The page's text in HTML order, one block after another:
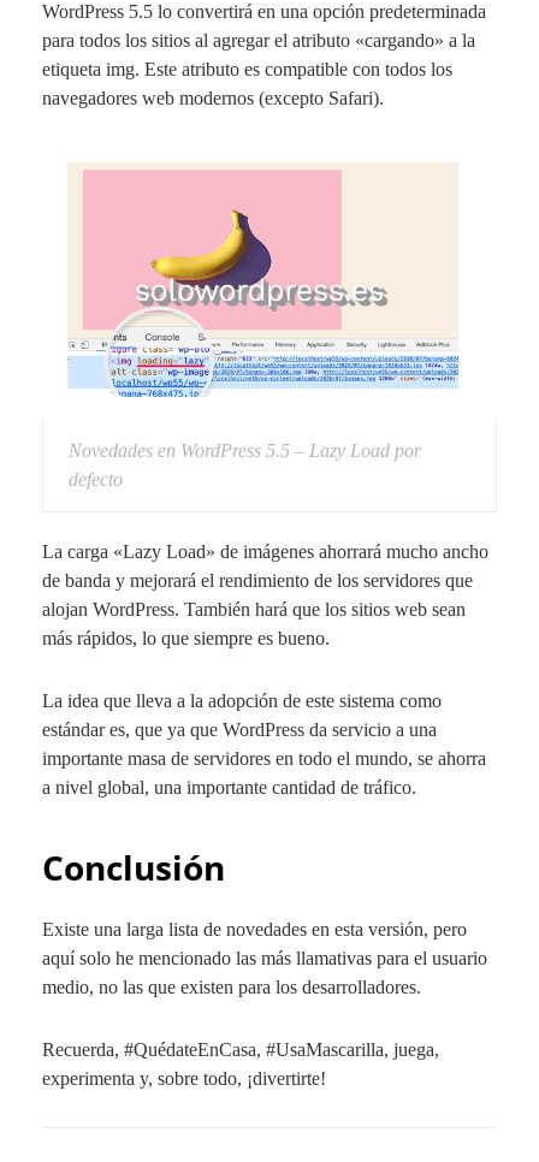
WordPress 5.5 lo convertirá en una opción predeterminada
para todos los sitios al agregar el atributo «cargando» a la
etiqueta img. Este atributo es compatible con todos los
navegadores web modernos (excepto Safari).
Novedades en WordPress 5.5 – Lazy Load por
defecto
La carga «Lazy Load» de imágenes ahorrará mucho ancho
de banda y mejorará el rendimiento de los servidores que
alojan WordPress. También hará que los sitios web sean
más rápidos, lo que siempre es bueno.
La idea que lleva a la adopción de este sistema como
estándar es, que ya que WordPress da servicio a una
importante masa de servidores en todo el mundo, se ahorra
a nivel global, una importante cantidad de tráfico.
Conclusión
Existe una larga lista de novedades en esta versión, pero
aquí solo he mencionado las más llamativas para el usuario
medio, no las que existen para los desarrolladores.
Recuerda, #QuédateEnCasa, #UsaMascarilla, juega,
experimenta y, sobre todo, ¡divertirte!